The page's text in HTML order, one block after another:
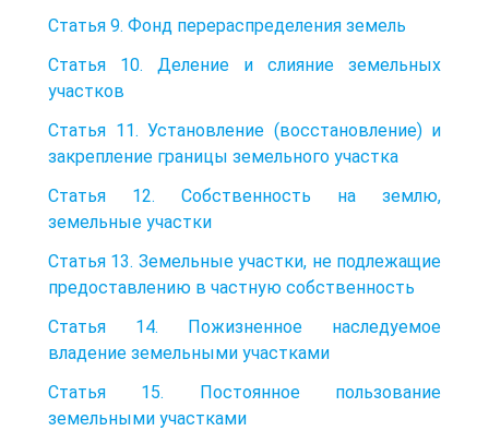
Статья 9. Фонд перераспределения земель
Статья 10. Деление и слияние земельных
участков
Статья 11. Установление (восстановление) и
закрепление границы земельного участка
Статья 12. Собственность на землю,
земельные участки
Статья 13. Земельные участки, не подлежащие
предоставлению в частную собственность
Статья 14. Пожизненное наследуемое
владение земельными участками
Статья 15. Постоянное пользование
земельными участками